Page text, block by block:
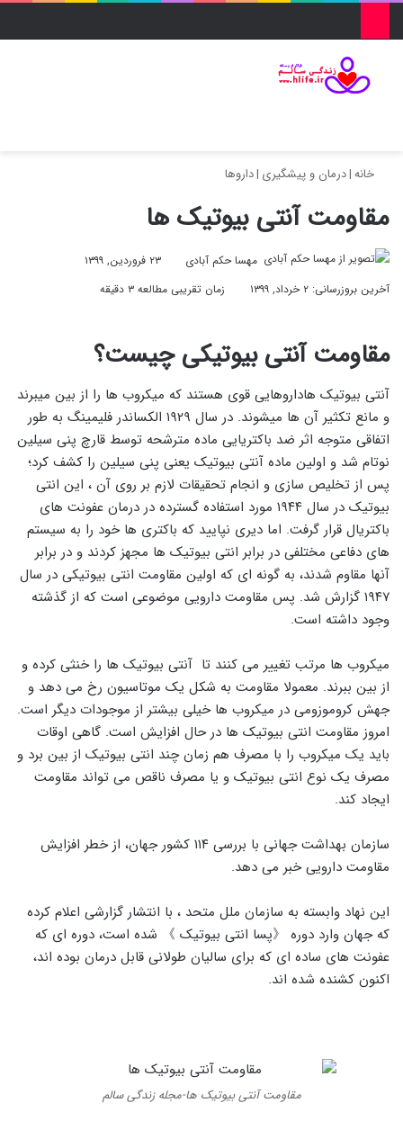
خانه|درمان و پیشگیری |داروها
مقاومت آنتی بیوتیک ها
مهسا حکم آبادی
۲۳ فروردین, ۱۳۹۹
آخرین بروزرسانی: ۲ خرداد, ۱۳۹۹
زمان تقریبی مطالعه ۳ دقیقه
مقاومت آنتی بیوتیکی چیست؟
آنتی بیوتیک هاداروهایی قوی هستند که میکروب ها را از بین میبرند
و مانع تکثیر آن ها میشوند. در سال ۱۹۲۹ الکساندر فلیمینگ به طور
اتفاقی متوجه اثر ضد باکتریایی ماده مترشحه توسط قارچ پنی سیلین
نوتام شد و اولین ماده آنتی بیوتیک یعنی پنی سیلین را کشف کرد؛
پس از تخلیص سازی و انجام تحقیقات لازم بر روی آن ، این انتی
بیوتیک در سال ۱۹۴۴ مورد استفاده گسترده در درمان عفونت های
باکتریال قرار گرفت. اما دیری نپایید که باکتری ها خود را به سیستم
های دفاعی مختلفی در برابر انتی بیوتیک ها مجهز کردند و در برابر
آنها مقاوم شدند، به گونه ای که اولین مقاومت انتی بیوتیکی در سال
۱۹۴۷ گزارش شد. پس مقاومت دارویی موضوعی است که از گذشته
وجود داشته است.
میکروب ها مرتب تغییر می کنند تا آنتی بیوتیک ها را خنثی کرده و
از بین ببرند. معمولا مقاومت به شکل یک موتاسیون رخ می دهد و
جهش کروموزومی در میکروب ها خیلی بیشتر از موجودات دیگر است.
امروز مقاومت انتی بیوتیک ها در حال افزایش است. گاهی اوقات
باید یک میکروب را با مصرف هم زمان چند انتی بیوتیک از بین برد و
مصرف یک نوع انتی بیوتیک و یا مصرف ناقص می تواند مقاومت
ایجاد کند.
سازمان بهداشت جهانی با بررسی ۱۱۴ کشور جهان، از خطر افزایش
مقاومت دارویی خبر می دهد.
این نهاد وابسته به سازمان ملل متحد ، با انتشار گزارشی اعلام کرده
که جهان وارد دوره 《پسا انتی بیوتیک 》 شده است، دوره ای که
عفونت های ساده ای که برای سالیان طولانی قابل درمان بوده اند،
اکنون کشنده شده اند.
مقاومت آنتی بیوتیک ها-مجله زندگی سالم